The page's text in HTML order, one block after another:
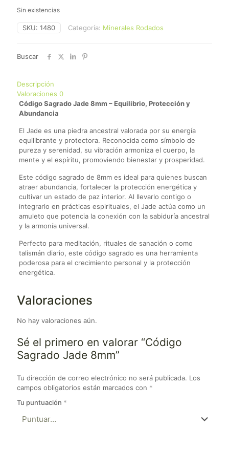
Sin existencias
SKU: 1480 Categoría: Minerales Rodados
Buscar
Descripción
Valoraciones 0
Código Sagrado Jade 8mm – Equilibrio, Protección y
Abundancia
El Jade es una piedra ancestral valorada por su energía
equilibrante y protectora. Reconocida como símbolo de
pureza y serenidad, su vibración armoniza el cuerpo, la
mente y el espíritu, promoviendo bienestar y prosperidad.
Este código sagrado de 8mm es ideal para quienes buscan
atraer abundancia, fortalecer la protección energética y
cultivar un estado de paz interior. Al llevarlo contigo o
integrarlo en prácticas espirituales, el Jade actúa como un
amuleto que potencia la conexión con la sabiduría ancestral
y la armonía universal.
Perfecto para meditación, rituales de sanación o como
talismán diario, este código sagrado es una herramienta
poderosa para el crecimiento personal y la protección
energética.
Valoraciones
No hay valoraciones aún.
Sé el primero en valorar “Código
Sagrado Jade 8mm”
Tu dirección de correo electrónico no será publicada. Los
campos obligatorios están marcados con *
Tu puntuación *